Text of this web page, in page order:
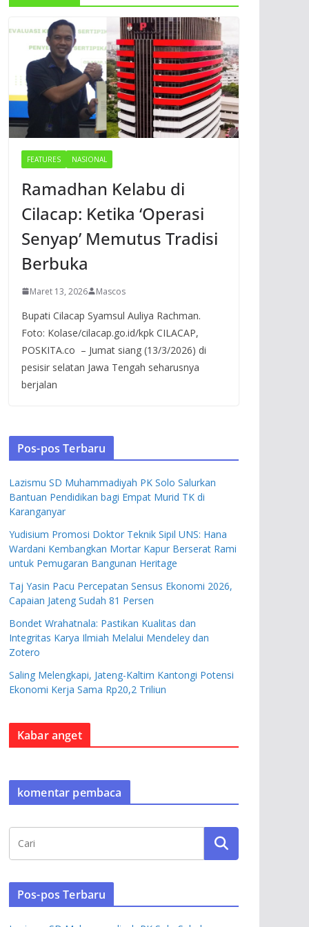
FEATURES NASIONAL
Ramadhan Kelabu di
Cilacap: Ketika ‘Operasi
Senyap’ Memutus Tradisi
Berbuka
Maret 13, 2026 Mascos
Bupati Cilacap Syamsul Auliya Rachman.
Foto: Kolase/cilacap.go.id/kpk CILACAP,
POSKITA.co – Jumat siang (13/3/2026) di
pesisir selatan Jawa Tengah seharusnya
berjalan
Pos-pos Terbaru
Lazismu SD Muhammadiyah PK Solo Salurkan
Bantuan Pendidikan bagi Empat Murid TK di
Karanganyar
Yudisium Promosi Doktor Teknik Sipil UNS: Hana
Wardani Kembangkan Mortar Kapur Berserat Rami
untuk Pemugaran Bangunan Heritage
Taj Yasin Pacu Percepatan Sensus Ekonomi 2026,
Capaian Jateng Sudah 81 Persen
Bondet Wrahatnala: Pastikan Kualitas dan
Integritas Karya Ilmiah Melalui Mendeley dan
Zotero
Saling Melengkapi, Jateng-Kaltim Kantongi Potensi
Ekonomi Kerja Sama Rp20,2 Triliun
Kabar anget
komentar pembaca
Pos-pos Terbaru